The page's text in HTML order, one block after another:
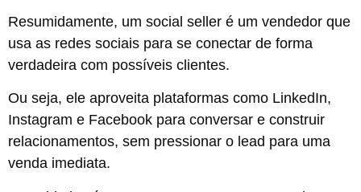
Resumidamente, um social seller é um vendedor que
usa as redes sociais para se conectar de forma
verdadeira com possíveis clientes.
Ou seja, ele aproveita plataformas como LinkedIn,
Instagram e Facebook para conversar e construir
relacionamentos, sem pressionar o lead para uma
venda imediata.